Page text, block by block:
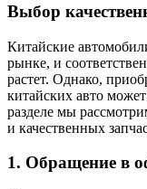
Выбор
Китайские
рынке, и
растет. Однако,
китайских авто
разделе мы
и качественных
1. Обращение в